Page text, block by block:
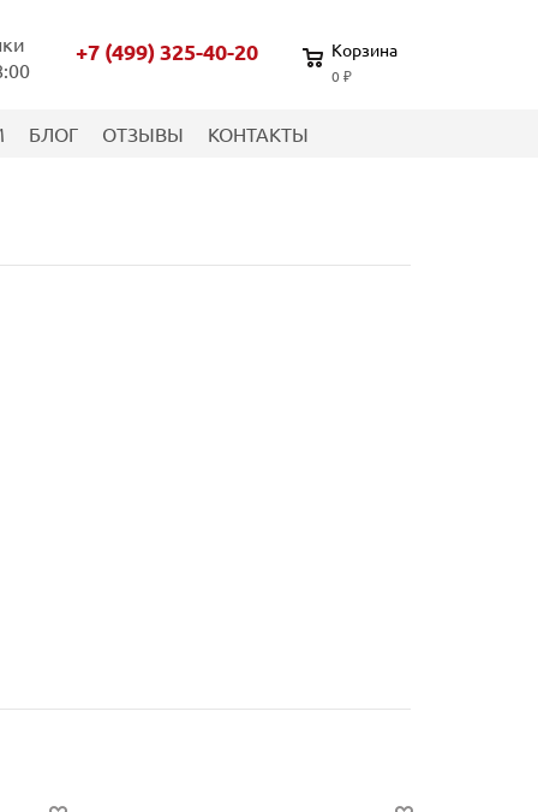
+7 (499) 325-40-20 Корзина
0 ₽
БЛОГ ОТЗЫВЫ КОНТАКТЫ